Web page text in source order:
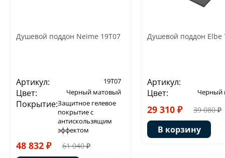
Душевой поддон Neime 19T07
Артикул: 19T07
Цвет: Черный матовый
Покрытие:Защитное гелевое
покрытие с
антискользящим
эффектом
48 832 ₽ 61 040 ₽
Душевой поддон Elbe
Артикул:
Цвет:
Черный
29 310 ₽ 39 080 ₽
В корзину